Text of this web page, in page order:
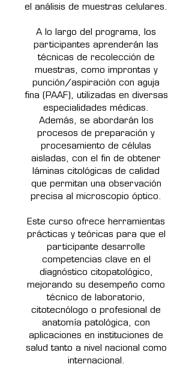
el análisis de muestras celulares.
A lo largo del programa, los
participantes aprenderán las
técnicas de recolección de
muestras, como improntas y
punción/aspiración con aguja
fina (PAAF), utilizadas en diversas
especialidades médicas.
Además, se abordarán los
procesos de preparación y
procesamiento de células
aisladas, con el fin de obtener
láminas citológicas de calidad
que permitan una observación
precisa al microscopio óptico.
Este curso ofrece herramientas
prácticas y teóricas para que el
participante desarrolle
competencias clave en el
diagnóstico citopatológico,
mejorando su desempeño como
técnico de laboratorio,
citotecnólogo o profesional de
anatomía patológica, con
aplicaciones en instituciones de
salud tanto a nivel nacional como
internacional.